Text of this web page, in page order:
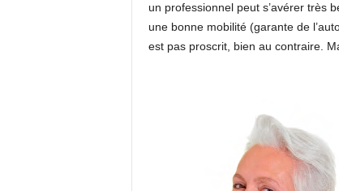
un professionnel peut s’avérer très
une bonne mobilité (garante de
est pas proscrit, bien au contraire.